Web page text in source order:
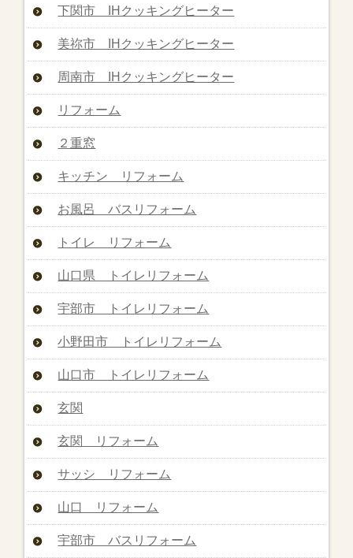
下関市 IHクッキングヒーター
美祢市 IHクッキングヒーター
周南市 IHクッキングヒーター
リフォーム
２重窓
キッチン リフォーム
お風呂 バスリフォーム
トイレ リフォーム
山口県 トイレリフォーム
宇部市 トイレリフォーム
小野田市 トイレリフォーム
山口市 トイレリフォーム
玄関
玄関 リフォーム
サッシ リフォーム
山口 リフォーム
宇部市 バスリフォーム